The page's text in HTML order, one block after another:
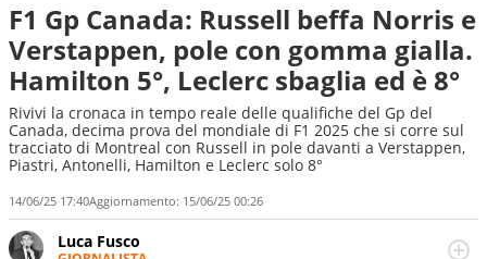
F1 Gp Canada: Russell beffa Norris e
Verstappen, pole con gomma gialla.
Hamilton 5°, Leclerc sbaglia ed è 8°
Rivivi la cronaca in tempo reale delle qualifiche del Gp del
Canada, decima prova del mondiale di F1 2025 che si corre sul
tracciato di Montreal con Russell in pole davanti a Verstappen,
Piastri, Antonelli, Hamilton e Leclerc solo 8°
14/06/25 17:40Aggiornamento: 15/06/25 00:26
Luca Fusco